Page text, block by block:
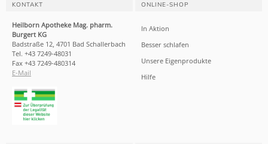
KONTAKT
Heilborn Apotheke Mag. pharm.
Burgert KG
Badstraße 12, 4701 Bad Schallerbach
Tel. +43 7249-48031
Fax +43 7249-480314
E-Mail
ONLINE-SHOP
In Aktion
Besser schlafen
Unsere Eigenprodukte
Hilfe